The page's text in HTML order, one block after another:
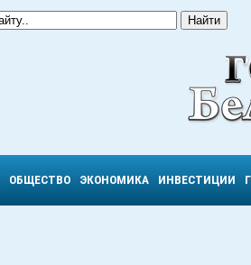
ОБЩЕСТВО ЭКОНОМИКА ИНВЕСТИЦИИ